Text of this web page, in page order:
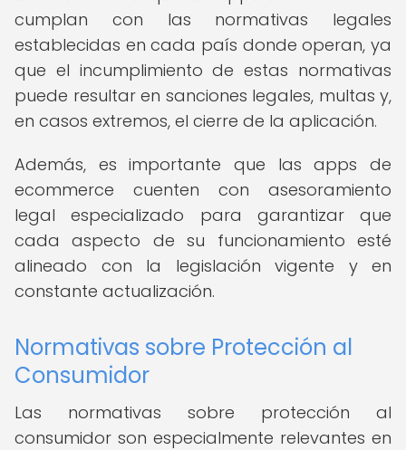
cumplan con las normativas legales
establecidas en cada país donde operan, ya
que el incumplimiento de estas normativas
puede resultar en sanciones legales, multas y,
en casos extremos, el cierre de la aplicación.
Además, es importante que las apps de
ecommerce cuenten con asesoramiento
legal especializado para garantizar que
cada aspecto de su funcionamiento esté
alineado con la legislación vigente y en
constante actualización.
Normativas sobre Protección al
Consumidor
Las normativas sobre protección al
consumidor son especialmente relevantes en